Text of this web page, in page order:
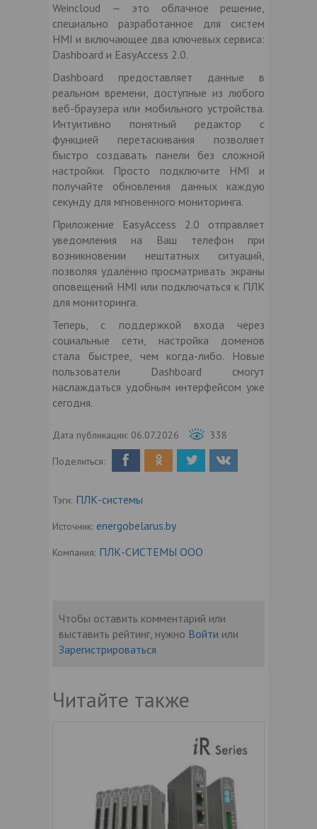
Weincloud — это облачное решение,
специально разработанное для систем
HMI и включающее два ключевых сервиса:
Dashboard и EasyAccess 2.0.
Dashboard предоставляет данные в
реальном времени, доступные из любого
веб-браузера или мобильного устройства.
Интуитивно понятный редактор с
функцией перетаскивания позволяет
быстро создавать панели без сложной
настройки. Просто подключите HMI и
получайте обновления данных каждую
секунду для мгновенного мониторинга.
Приложение EasyAccess 2.0 отправляет
уведомления на Ваш телефон при
возникновении нештатных ситуаций,
позволяя удалённо просматривать экраны
оповещений HMI или подключаться к ПЛК
для мониторинга.
Теперь, с поддержкой входа через
социальные сети, настройка доменов
стала быстрее, чем когда-либо. Новые
пользователи Dashboard смогут
наслаждаться удобным интерфейсом уже
сегодня.
Дата публикации: 06.07.2026 338
Поделиться:
Тэги: ПЛК-системы
Источник: energobelarus.by
Компания: ПЛК-СИСТЕМЫ ООО
Чтобы оставить комментарий или
выставить рейтинг, нужно Войти или
Зарегистрироваться
Читайте также